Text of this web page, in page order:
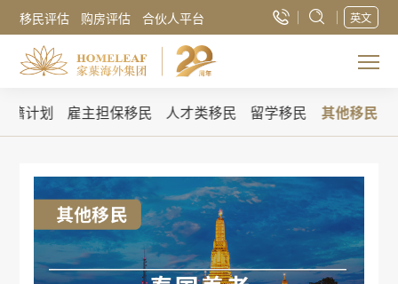
移民评估 购房评估 合伙人平台 英文
籍计划 雇主担保移民 人才类移民 留学移民 其他移民